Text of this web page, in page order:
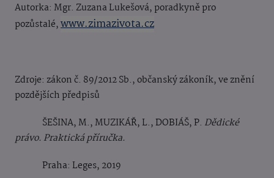
Autorka: Mgr. Zuzana Lukešová, poradkyně pro
pozůstalé,www.zimazivota.cz
Zdroje: zákon č. 89/2012 Sb., občanský zákoník, ve znění
pozdějších předpisů
ŠEŠINA, M., MUZIKÁŘ, L., DOBIÁŠ, P. Dědické
právo. Praktická příručka.
Praha: Leges, 2019